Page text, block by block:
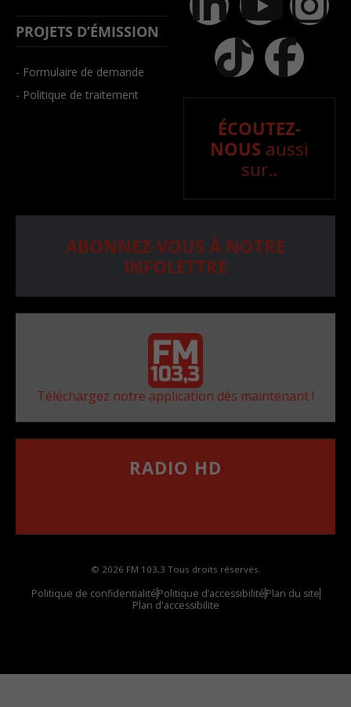
PROJETS D’ÉMISSION
- Formulaire de demande
- Politique de traitement
ÉCOUTEZ-
NOUS aussi
sur..
ABONNEZ-VOUS À NOTRE
INFOLETTRE
Téléchargez notre application dès maintenant !
RADIO HD
© 2026 FM 103,3 Tous droits réservés.
Politique de confidentialitéPolitique d’accessibilitéPlan du site
Plan d'accessibilite